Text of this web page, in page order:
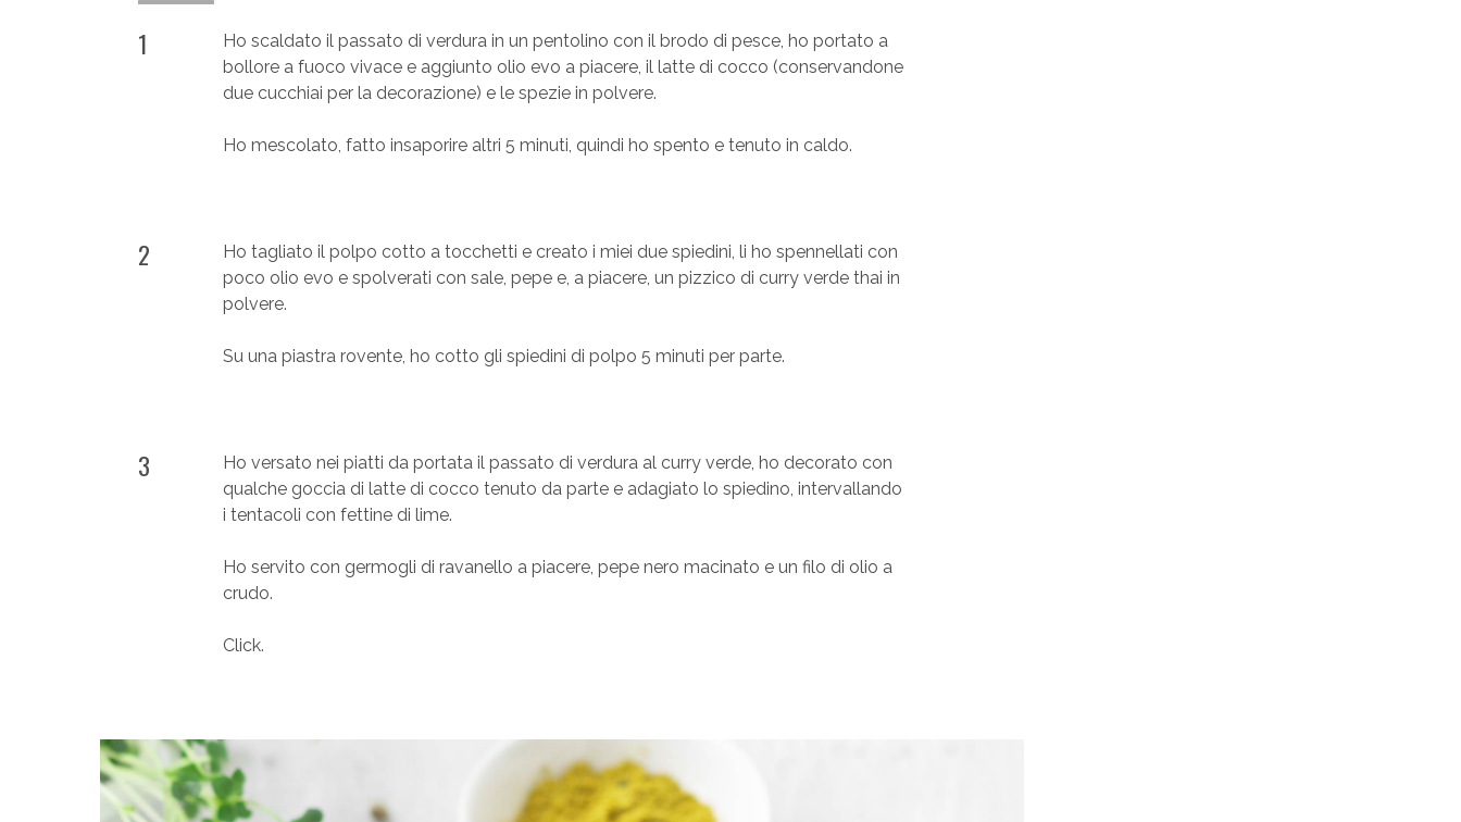
1
Ho scaldato il passato di verdura in un pentolino con il brodo di pesce, ho portato a
bollore a fuoco vivace e aggiunto olio evo a piacere, il latte di cocco (conservandone
due cucchiai per la decorazione) e le spezie in polvere.
Ho mescolato, fatto insaporire altri 5 minuti, quindi ho spento e tenuto in caldo.
2
Ho tagliato il polpo cotto a tocchetti e creato i miei due spiedini, li ho spennellati con
poco olio evo e spolverati con sale, pepe e, a piacere, un pizzico di curry verde thai in
polvere.
Su una piastra rovente, ho cotto gli spiedini di polpo 5 minuti per parte.
3
Ho versato nei piatti da portata il passato di verdura al curry verde, ho decorato con
qualche goccia di latte di cocco tenuto da parte e adagiato lo spiedino, intervallando
i tentacoli con fettine di lime.
Ho servito con germogli di ravanello a piacere, pepe nero macinato e un filo di olio a
crudo.
Click.